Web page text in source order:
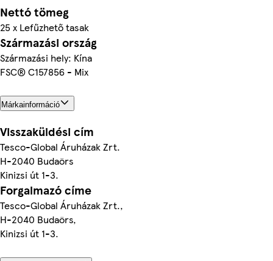
Nettó tömeg
25 x Lefűzhető tasak
Származási ország
Származási hely: Kína
FSC® C157856 - Mix
Márkainformáció
Visszaküldési cím
Tesco-Global Áruházak Zrt.
H-2040 Budaörs
Kinizsi út 1-3.
Forgalmazó címe
Tesco-Global Áruházak Zrt.,
H-2040 Budaörs,
Kinizsi út 1-3.